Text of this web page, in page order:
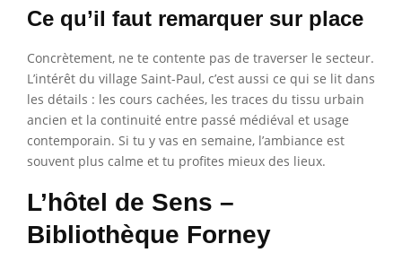
Ce qu’il faut remarquer sur place
Concrètement, ne te contente pas de traverser le secteur.
L’intérêt du village Saint-Paul, c’est aussi ce qui se lit dans
les détails : les cours cachées, les traces du tissu urbain
ancien et la continuité entre passé médiéval et usage
contemporain. Si tu y vas en semaine, l’ambiance est
souvent plus calme et tu profites mieux des lieux.
L’hôtel de Sens –
Bibliothèque Forney